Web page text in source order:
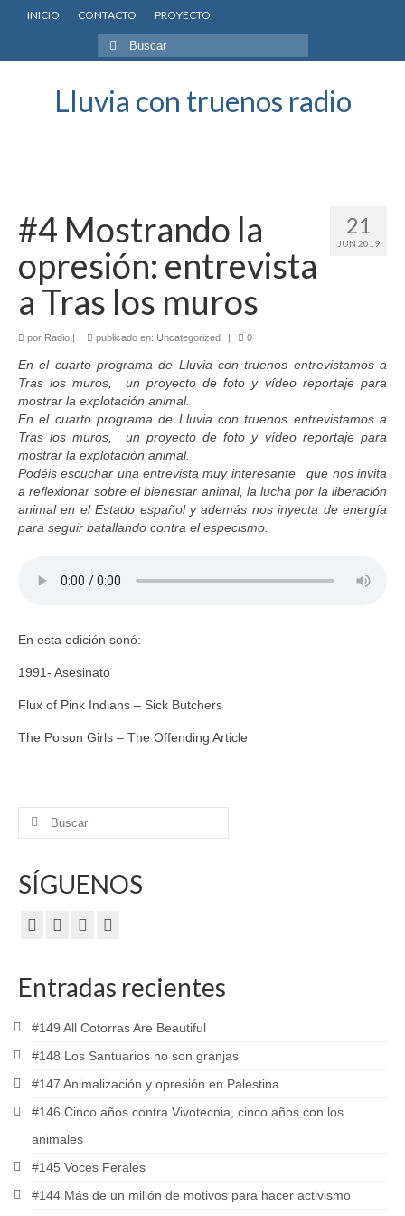
INICIO CONTACTO PROYECTO
Buscar
por:
Lluvia con truenos radio
21
JUN 2019
#4 Mostrando la
opresión: entrevista
a Tras los muros
por Radio | publicado en: Uncategorized | 0
En el cuarto programa de Lluvia con truenos entrevistamos a
Tras los muros, un proyecto de foto y vídeo reportaje para
mostrar la explotación animal.
En el cuarto programa de Lluvia con truenos entrevistamos a
Tras los muros, un proyecto de foto y vídeo reportaje para
mostrar la explotación animal.
Podéis escuchar una entrevista muy interesante que nos invita
a reflexionar sobre el bienestar animal, la lucha por la liberación
animal en el Estado español y además nos inyecta de energía
para seguir batallando contra el especismo.
En esta edición sonó:
1991- Asesinato
Flux of Pink Indians – Sick Butchers
The Poison Girls – The Offending Article
Buscar
SÍGUENOS
Entradas recientes
#149 All Cotorras Are Beautiful
#148 Los Santuarios no son granjas
#147 Animalización y opresión en Palestina
#146 Cinco años contra Vivotecnia, cinco años con los
animales
#145 Voces Ferales
#144 Más de un millón de motivos para hacer activismo